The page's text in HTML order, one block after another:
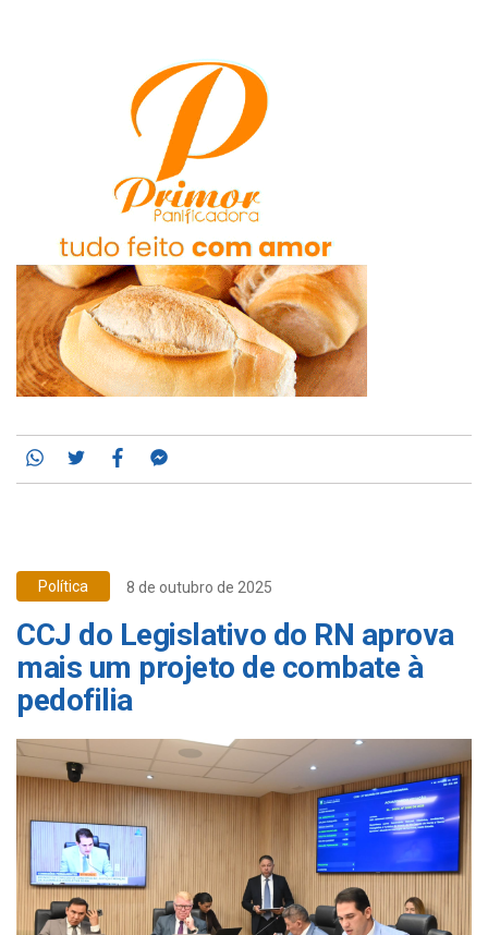
Whatsapp
TwitterFacebook
Política 8 de outubro de 2025
CCJ do Legislativo do RN aprova
mais um projeto de combate à
pedofilia